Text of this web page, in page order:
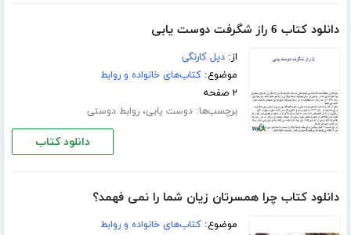
دانلود کتاب 6 راز شگرفت دوست یابی
از:دیل کارنگی
موضوع:کتاب‌های خانواده و روابط
۲ صفحه
برچسب‌ها:دوست یابی،روابط دوستی
دانلود کتاب
دانلود کتاب چرا همسرتان زیان شما را نمی فهمد؟
موضوع:کتاب‌های خانواده و روابط